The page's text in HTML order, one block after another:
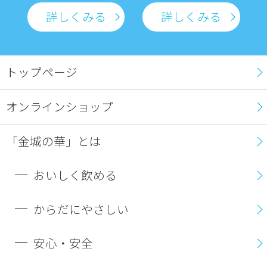
詳しくみる 詳しくみる
トップページ
オンラインショップ
「金城の華」とは
おいしく飲める
からだにやさしい
安心・安全